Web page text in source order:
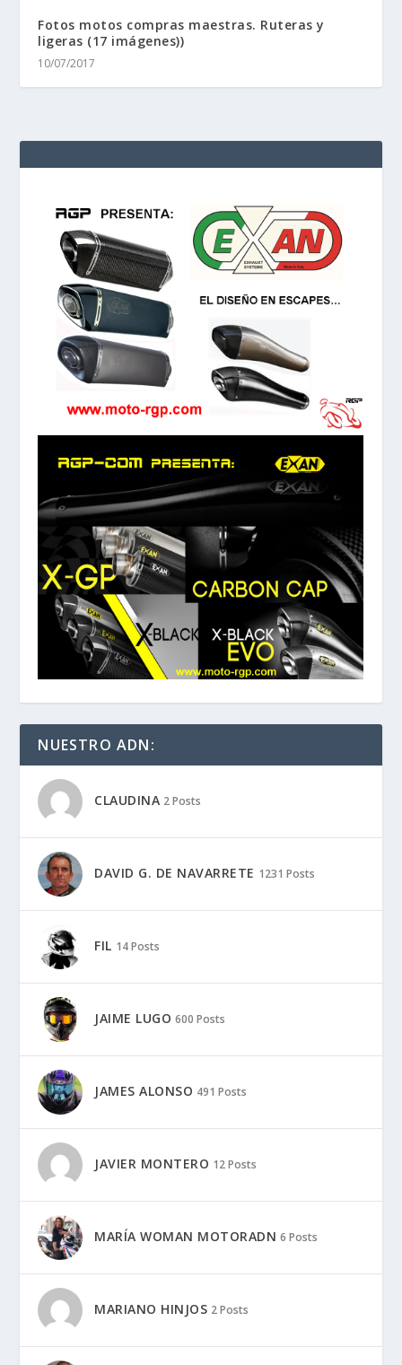
Fotos motos compras maestras. Ruteras y
ligeras (17 imágenes))
10/07/2017
NUESTRO ADN:
CLAUDINA 2 Posts
DAVID G. DE NAVARRETE 1231 Posts
FIL 14 Posts
JAIME LUGO 600 Posts
JAMES ALONSO 491 Posts
JAVIER MONTERO 12 Posts
MARÍA WOMAN MOTORADN 6 Posts
MARIANO HINJOS 2 Posts